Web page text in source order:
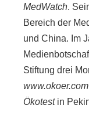
MedWatch.
Bereich der
und China. Im
Stiftung drei
www.okoer.com
Ökotestin